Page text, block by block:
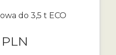
do 3,5 t ECO